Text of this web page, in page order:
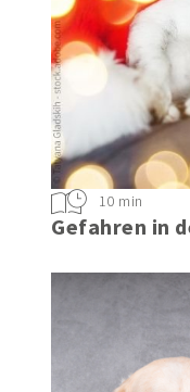
Gefahren in
10 min